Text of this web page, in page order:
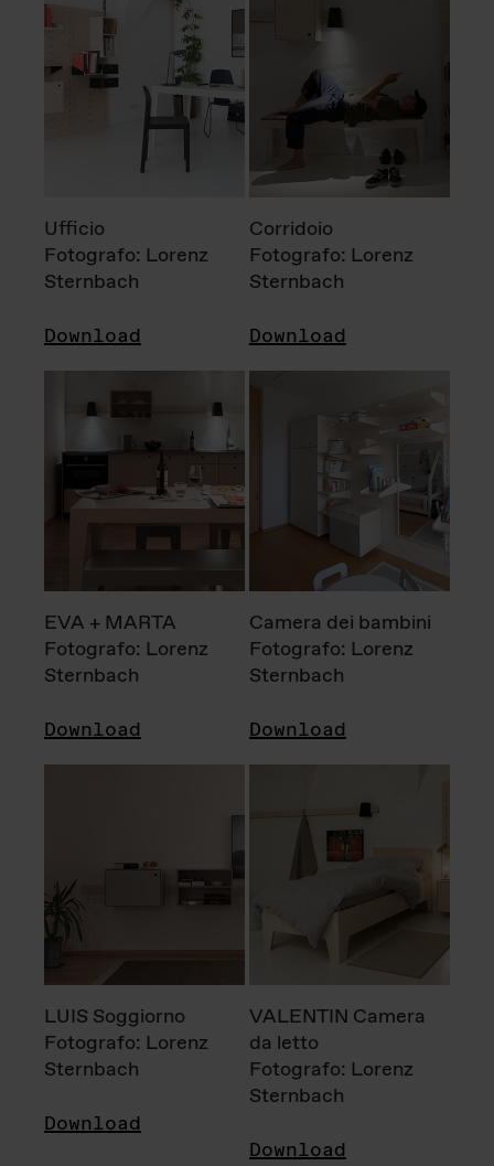
Ufficio
Fotografo: Lorenz
Sternbach
Download
Corridoio
Fotografo: Lorenz
Sternbach
Download
EVA + MARTA
Fotografo: Lorenz
Sternbach
Download
Camera dei bambini
Fotografo: Lorenz
Sternbach
Download
LUIS Soggiorno
Fotografo: Lorenz
Sternbach
Download
VALENTIN Camera
da letto
Fotografo: Lorenz
Sternbach
Download